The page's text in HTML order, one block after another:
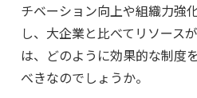
チベーション向上や組織力強
し、大企業と比べてリソース
は、どのように効果的な制度
べきなのでしょうか。